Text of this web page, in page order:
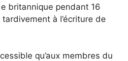
britannique pendant 16
à l’écriture de
qu’aux membres du